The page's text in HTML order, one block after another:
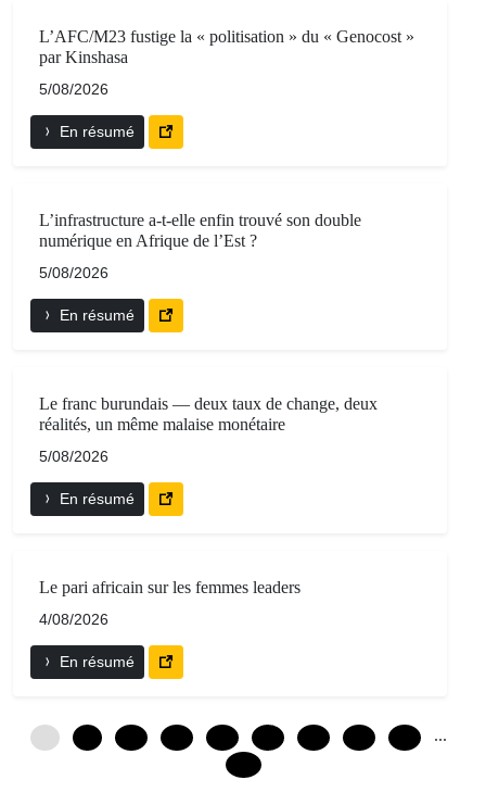
L’AFC/M23 fustige la « politisation » du « Genocost »
par Kinshasa
5/08/2026
En résumé
L’infrastructure a-t-elle enfin trouvé son double
numérique en Afrique de l’Est ?
5/08/2026
En résumé
Le franc burundais — deux taux de change, deux
réalités, un même malaise monétaire
5/08/2026
En résumé
Le pari africain sur les femmes leaders
4/08/2026
En résumé
...